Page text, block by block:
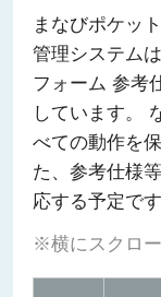
まなびポケッ
管理システム
フォーム 参考
しています。
べての動作を
た、参考仕様
応する予定です
※横にスクロ